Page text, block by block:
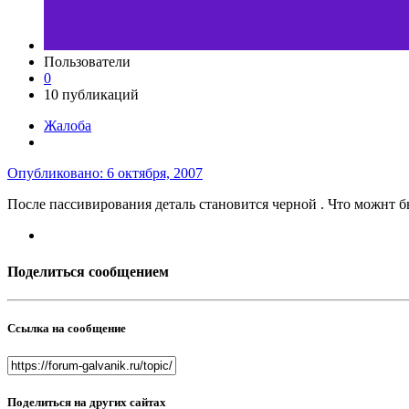
Пользователи
0
10 публикаций
Жалоба
Опубликовано: 6 октября, 2007
После пассивирования деталь становится черной . Что можнт
Поделиться сообщением
Ссылка на сообщение
Поделиться на других сайтах